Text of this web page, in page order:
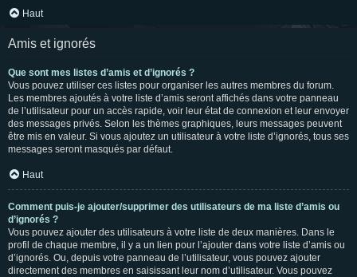
Haut
Amis et ignorés
Que sont mes listes d’amis et d’ignorés ?
Vous pouvez utiliser ces listes pour organiser les autres membres du forum.
Les membres ajoutés à votre liste d’amis seront affichés dans votre panneau
de l’utilisateur pour un accès rapide, voir leur état de connexion et leur envoyer
des messages privés. Selon les thèmes graphiques, leurs messages peuvent
être mis en valeur. Si vous ajoutez un utilisateur à votre liste d’ignorés, tous ses
messages seront masqués par défaut.
Haut
Comment puis-je ajouter/supprimer des utilisateurs de ma liste d’amis ou
d’ignorés ?
Vous pouvez ajouter des utilisateurs à votre liste de deux manières. Dans le
profil de chaque membre, il y a un lien pour l’ajouter dans votre liste d’amis ou
d’ignorés. Ou, depuis votre panneau de l’utilisateur, vous pouvez ajouter
directement des membres en saisissant leur nom d’utilisateur. Vous pouvez